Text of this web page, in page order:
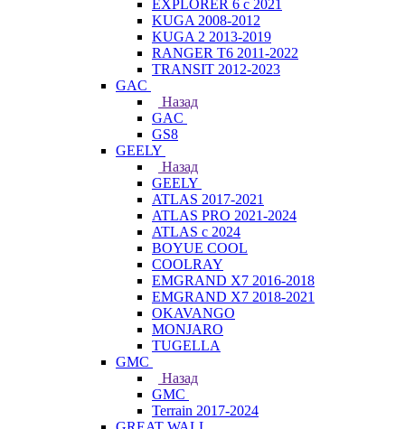
EXPLORER 6 с 2021
KUGA 2008-2012
KUGA 2 2013-2019
RANGER T6 2011-2022
TRANSIT 2012-2023
GAC
Назад
GAC
GS8
GEELY
Назад
GEELY
ATLAS 2017-2021
ATLAS PRO 2021-2024
ATLAS с 2024
BOYUE COOL
COOLRAY
EMGRAND X7 2016-2018
EMGRAND X7 2018-2021
OKAVANGO
MONJARO
TUGELLA
GMC
Назад
GMC
Terrain 2017-2024